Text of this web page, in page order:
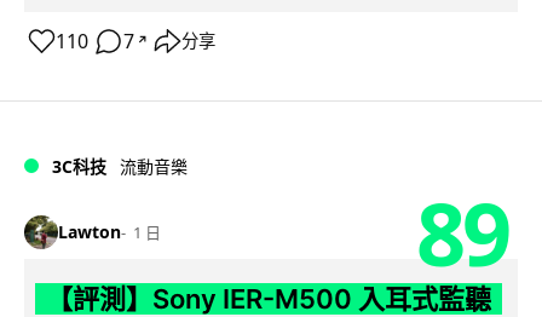
110 7 ↗ 分享
3C科技 流動音樂
Lawton 1 日 89
【評測】Sony IER-M500 入耳式監聽